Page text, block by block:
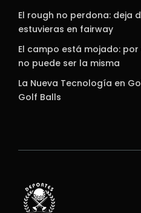
El rough no perdona: deja
estuvieras en fairway
El campo está mojado:
no puede ser la misma
La Nueva Tecnología en
Golf Balls